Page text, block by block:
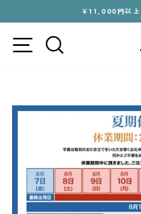
キ
￥11,000円以上
メニュー